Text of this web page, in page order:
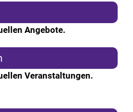
Angebote.
Veranstaltungen.